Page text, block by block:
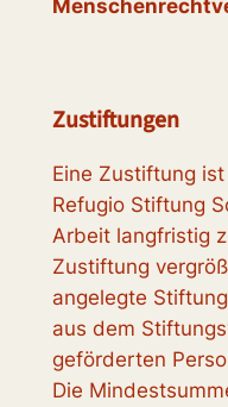
Zustiftungen
Eine Zustiftung
Refugio Stiftung
Arbeit langfristig
Zustiftung
angelegte
aus dem
geförderten
Die